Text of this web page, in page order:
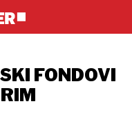
FONDOVI